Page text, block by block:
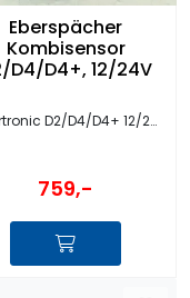
Eberspächer
Kombisensor
D4/D4+, 12/24V
D2/D4/D4+ 12/24V
759,-